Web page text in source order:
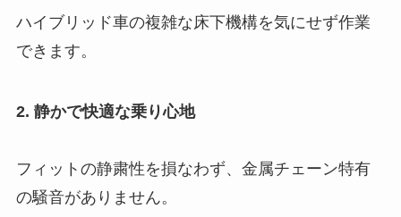
ハイブリッド車の複雑な床下機構を気にせず作業
できます。
2. 静かで快適な乗り心地
フィットの静粛性を損なわず、金属チェーン特有
の騒音がありません。